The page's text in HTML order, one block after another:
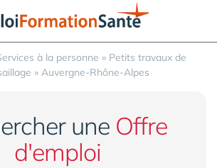
à la personne » Petits travaux de
» Auvergne-Rhône-Alpes
une Offre
d'emploi